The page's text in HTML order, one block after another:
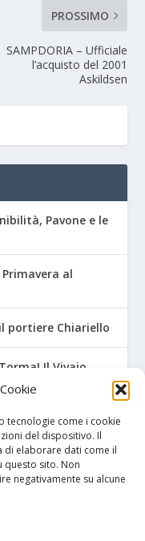
tecnologie come i cookie
del dispositivo. Il
di elaborare dati come il
questo sito. Non
negativamente su alcune
PROSSIMO
SAMPDORIA – Ufficiale
l’acquisto del 2001
Askildsen
Pavone e le
Primavera al
il portiere Chiariello
Il Vivaio
alla guida